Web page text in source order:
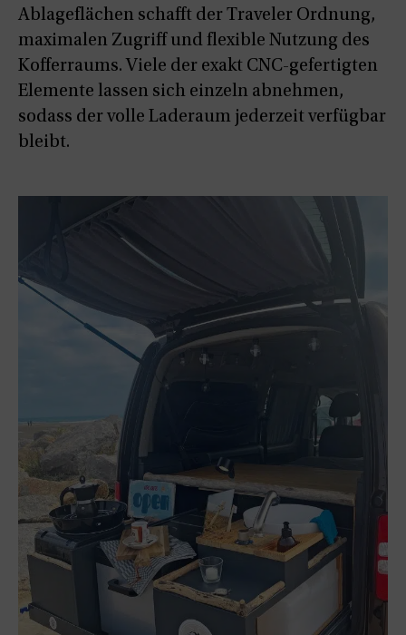
Ablageflächen schafft der Traveler Ordnung,
maximalen Zugriff und flexible Nutzung des
Kofferraums. Viele der exakt CNC-gefertigten
Elemente lassen sich einzeln abnehmen,
sodass der volle Laderaum jederzeit verfügbar
bleibt.